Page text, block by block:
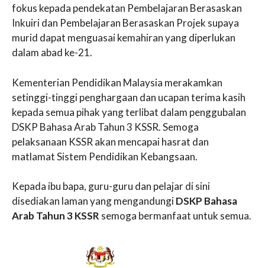
fokus kepada pendekatan Pembelajaran Berasaskan
Inkuiri dan Pembelajaran Berasaskan Projek supaya
murid dapat menguasai kemahiran yang diperlukan
dalam abad ke-21.
Kementerian Pendidikan Malaysia merakamkan
setinggi-tinggi penghargaan dan ucapan terima kasih
kepada semua pihak yang terlibat dalam penggubalan
DSKP Bahasa Arab Tahun 3 KSSR. Semoga
pelaksanaan KSSR akan mencapai hasrat dan
matlamat Sistem Pendidikan Kebangsaan.
Kepada ibu bapa, guru-guru dan pelajar di sini
disediakan laman yang mengandungiDSKP Bahasa
Arab Tahun 3 KSSR semoga bermanfaat untuk semua.